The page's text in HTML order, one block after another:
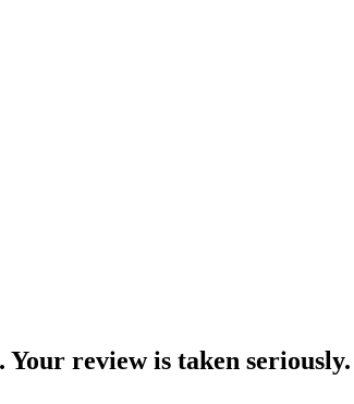
review is taken seriously.